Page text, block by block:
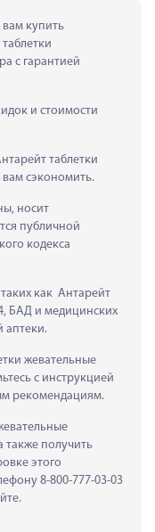
вам купить
с гарантией
и стоимости
таблетки
сэкономить.
носит
публичной
кодекса
как  Антарейт
БАД и медицинских
аптеки.
жевательные
с инструкцией
рекомендациям.
также получить
этого
8-800-777-03-03